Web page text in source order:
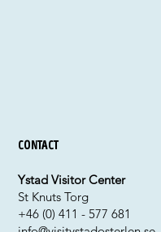
Contact
Ystad Visitor Center
St Knuts Torg
+46 (0) 411 - 577 681